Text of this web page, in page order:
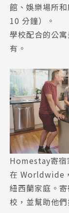
熱門搜尋：
護理 加拿大
Pathway
Program
SEC 知識庫
館、娛樂場所
10 分鐘）。
學校配合的公
有。
Homestay寄宿
在 Worldwide
紐西蘭家庭。
校，並幫助他